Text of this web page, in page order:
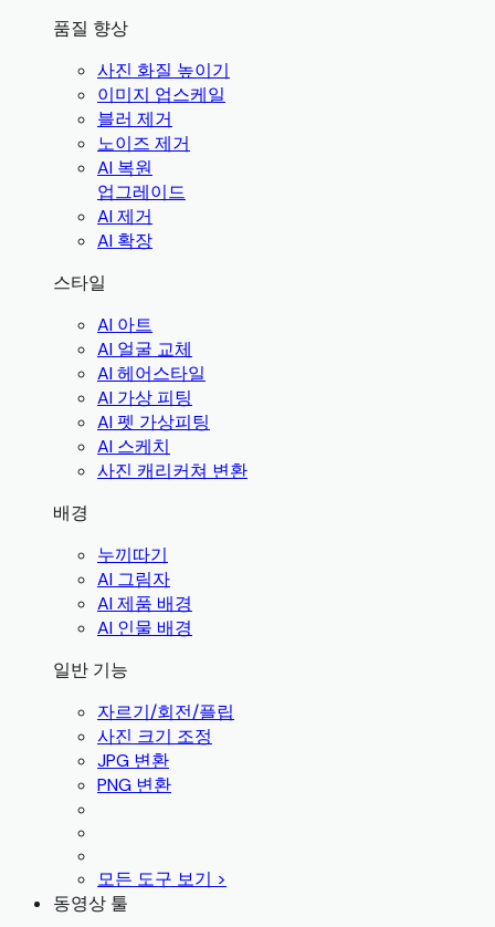
품질 향상
사진 화질 높이기
이미지 업스케일
블러 제거
노이즈 제거
AI 복원
업그레이드
AI 제거
AI 확장
스타일
AI 아트
AI 얼굴 교체
AI 헤어스타일
AI 가상 피팅
AI 펫 가상피팅
AI 스케치
사진 캐리커쳐 변환
배경
누끼따기
AI 그림자
AI 제품 배경
AI 인물 배경
일반 기능
자르기/회전/플립
사진 크기 조정
JPG 변환
PNG 변환
모든 도구 보기 >
동영상 툴